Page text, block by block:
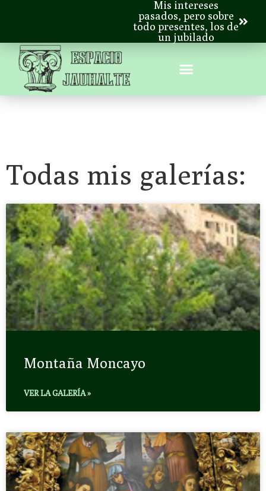
Mis intereses
pasados, pero sobre
todo presentes, los de
un jubilado
Todas mis galerías:
Montaña Moncayo
VER LA GALERÍA »